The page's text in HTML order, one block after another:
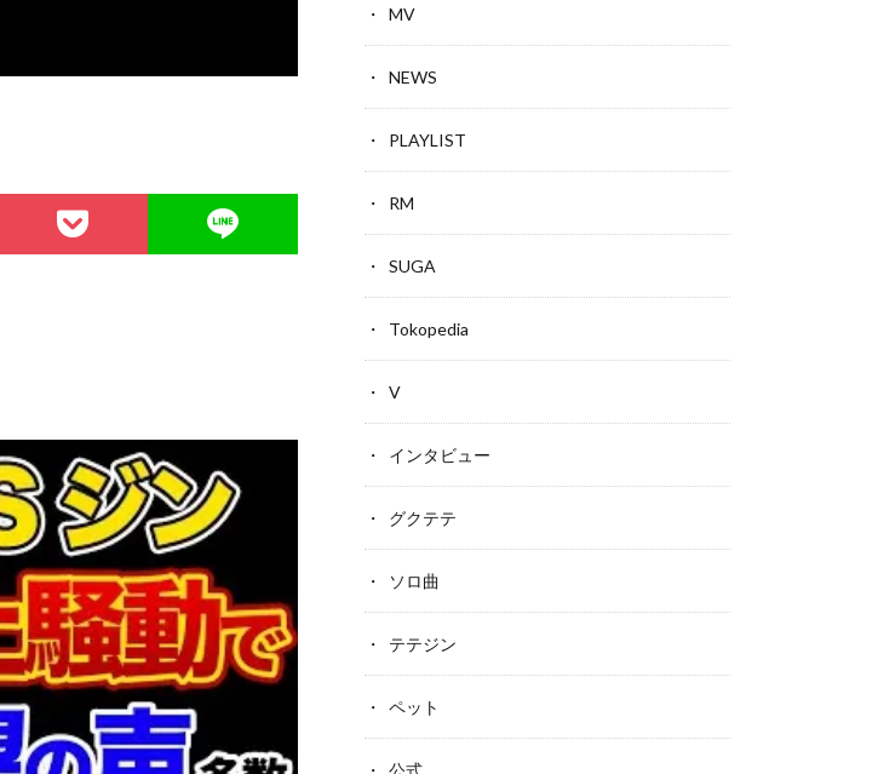
MV
NEWS
PLAYLIST
RM
SUGA
Tokopedia
V
インタビュー
グクテテ
ソロ曲
テテジン
ペット